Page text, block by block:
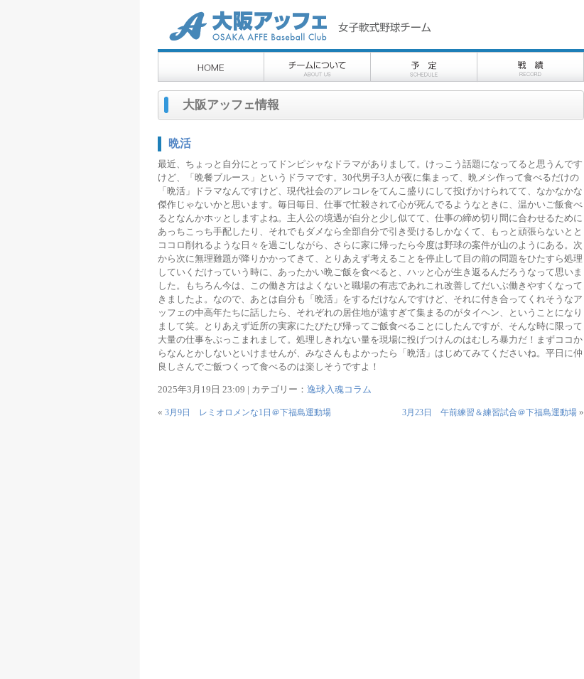
大阪アッフェ情報
晩活
最近、ちょっと自分にとってドンピシャなドラマがありまして。けっこう話題になってると思うんです
けど、「晩餐ブルース」というドラマです。30代男子3人が夜に集まって、晩メシ作って食べるだけの
「晩活」ドラマなんですけど、現代社会のアレコレをてんこ盛りにして投げかけられてて、なかなかな
傑作じゃないかと思います。毎日毎日、仕事で忙殺されて心が死んでるようなときに、温かいご飯食べ
るとなんかホッとしますよね。主人公の境遇が自分と少し似てて、仕事の締め切り間に合わせるために
あっちこっち手配したり、それでもダメなら全部自分で引き受けるしかなくて、もっと頑張らないとと
ココロ削れるような日々を過ごしながら、さらに家に帰ったら今度は野球の案件が山のようにある。次
から次に無理難題が降りかかってきて、とりあえず考えることを停止して目の前の問題をひたすら処理
していくだけっていう時に、あったかい晩ご飯を食べると、ハッと心が生き返るんだろうなって思いま
した。もちろん今は、この働き方はよくないと職場の有志であれこれ改善してだいぶ働きやすくなって
きましたよ。なので、あとは自分も「晩活」をするだけなんですけど、それに付き合ってくれそうなア
ッフェの中高年たちに話したら、それぞれの居住地が遠すぎて集まるのがタイヘン、ということになり
まして笑。とりあえず近所の実家にたびたび帰ってご飯食べることにしたんですが、そんな時に限って
大量の仕事をぶっこまれまして。処理しきれない量を現場に投げつけんのはむしろ暴力だ！まずココか
らなんとかしないといけませんが、みなさんもよかったら「晩活」はじめてみてくださいね。平日に仲
良しさんでご飯つくって食べるのは楽しそうですよ！
2025年3月19日 23:09 | カテゴリー： 逸球入魂コラム
« 3月9日 レミオロメンな1日＠下福島運動場 3月23日 午前練習＆練習試合＠下福島運動場 »